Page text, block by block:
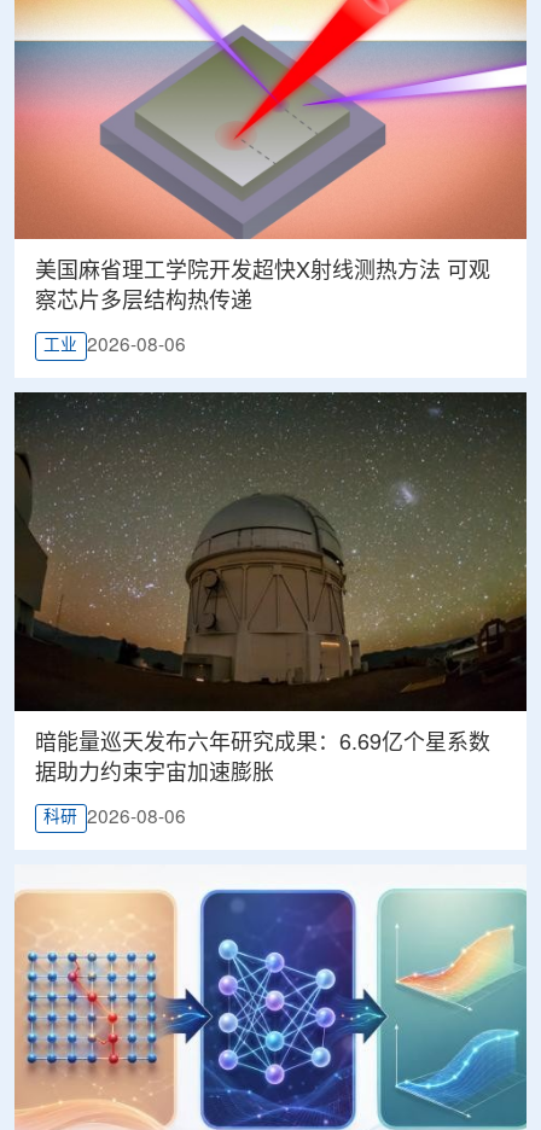
美国麻省理工学院开发超快X射线测热方法 可观
察芯片多层结构热传递
工业 2026-08-06
暗能量巡天发布六年研究成果：6.69亿个星系数
据助力约束宇宙加速膨胀
科研 2026-08-06